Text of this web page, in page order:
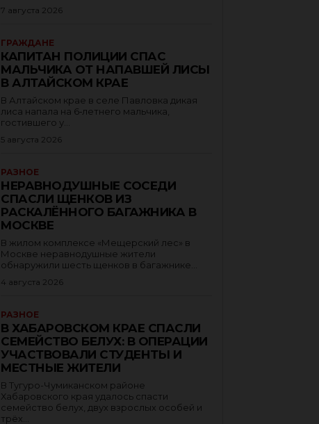
7 августа 2026
ГРАЖДАНЕ
КАПИТАН ПОЛИЦИИ СПАС
МАЛЬЧИКА ОТ НАПАВШЕЙ ЛИСЫ
В АЛТАЙСКОМ КРАЕ
В Алтайском крае в селе Павловка дикая
лиса напала на 6‑летнего мальчика,
гостившего у...
5 августа 2026
РАЗНОЕ
НЕРАВНОДУШНЫЕ СОСЕДИ
СПАСЛИ ЩЕНКОВ ИЗ
РАСКАЛЁННОГО БАГАЖНИКА В
МОСКВЕ
В жилом комплексе «Мещерский лес» в
Москве неравнодушные жители
обнаружили шесть щенков в багажнике...
4 августа 2026
РАЗНОЕ
В ХАБАРОВСКОМ КРАЕ СПАСЛИ
СЕМЕЙСТВО БЕЛУХ: В ОПЕРАЦИИ
УЧАСТВОВАЛИ СТУДЕНТЫ И
МЕСТНЫЕ ЖИТЕЛИ
В Тугуро-Чумиканском районе
Хабаровского края удалось спасти
семейство белух, двух взрослых особей и
трёх...